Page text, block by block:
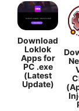
Download
Loklok
Apps for
PC .exe
(Latest
Update)